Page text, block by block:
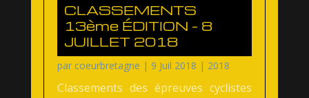
CLASSEMENTS
13ème ÉDITION – 8
JUILLET 2018
par coeurbretagne | 9 Juil 2018 | 2018
Classements des épreuves cyclistes